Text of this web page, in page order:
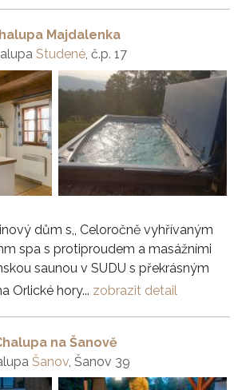
Majdalenka
Studené, č.p. 17
dům s,, Celoročně vyhřívaným
spa s protiproudem a masážními
saunou v SUDU s překrásným
Orlické hory... zobrazit detail
na Šanově
Šanov , Šanov 39